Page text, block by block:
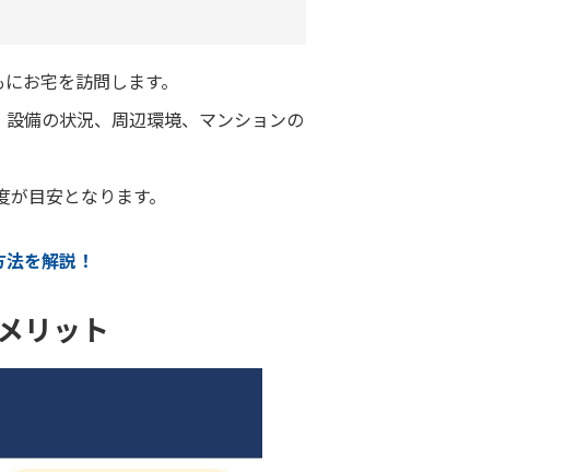
お宅を訪問します。
備の状況、周辺環境、マンションの
目安となります。
を解説！
リット